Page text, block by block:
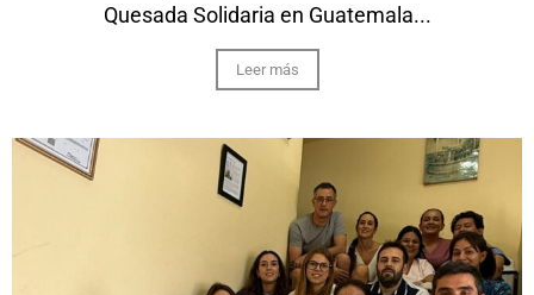
Quesada Solidaria en Guatemala...
Leer más